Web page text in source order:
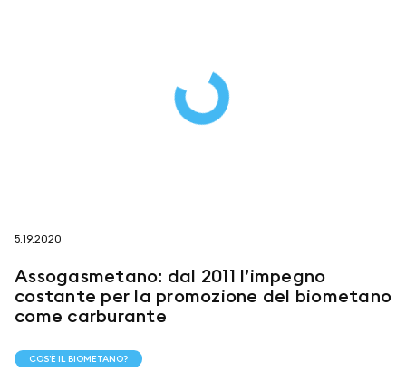
seguici su
5.19.2020
Assogasmetano: dal 2011 l’impegno
costante per la promozione del biometano
come carburante
COS’È IL BIOMETANO?